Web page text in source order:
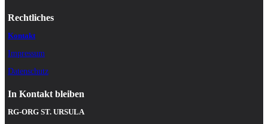
Rechtliches
Kontakt
Impressum
Datenschutz
In Kontakt bleiben
RG-ORG ST. URSULA